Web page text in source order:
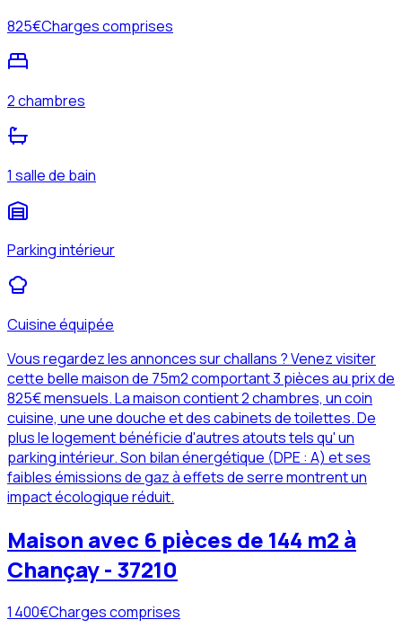
825€Charges comprises
2 chambres
1 salle de bain
Parking intérieur
Cuisine équipée
Vous regardez les annonces sur challans ? Venez visiter
cette belle maison de 75m2 comportant 3 pièces au prix de
825€ mensuels. La maison contient 2 chambres, un coin
cuisine, une une douche et des cabinets de toilettes. De
plus le logement bénéficie d'autres atouts tels qu' un
parking intérieur. Son bilan énergétique (DPE : A) et ses
faibles émissions de gaz à effets de serre montrent un
impact écologique réduit.
Maison avec 6 pièces de 144 m2 à
Chançay - 37210
1 400€Charges comprises